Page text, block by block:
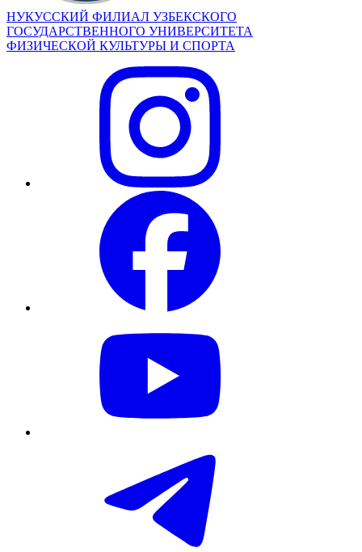
НУКУССКИЙ ФИЛИАЛ УЗБЕКСКОГО
ГОСУДАРСТВЕННОГО УНИВЕРСИТЕТА
ФИЗИЧЕСКОЙ КУЛЬТУРЫ И СПОРТА